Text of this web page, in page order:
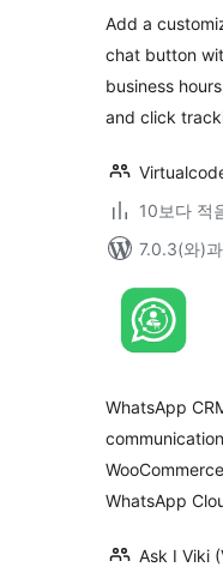
Add a
chat button
business
and click
10보다 적
7.0.3(와)
WhatsApp
WhatsApp
Ask I Viki